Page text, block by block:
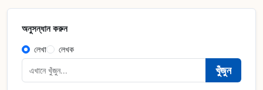
অনুসন্ধান করুন
লেখা লেখক
খুঁজুন